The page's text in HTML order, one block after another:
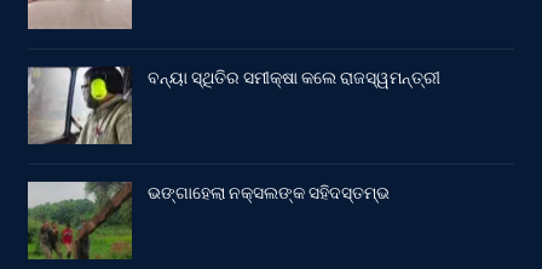
ବନ୍ୟା ସ୍ଥିତିର ସମୀକ୍ଷା କଲେ ରାଜସ୍ୱମନ୍ତ୍ରୀ
ଭଙ୍ଗାହେଲା ନକ୍ସଲଙ୍କ ସହିଦସ୍ତମ୍ଭ